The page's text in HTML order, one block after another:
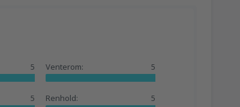
5 Venterom: 5
5 Renhold: 5